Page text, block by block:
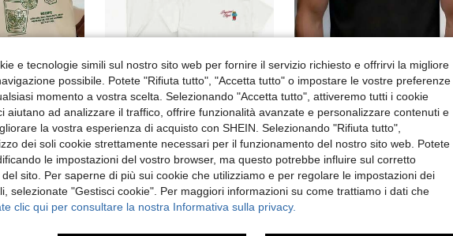
1 pezzo Maglietta grafica da uomo, casual estiva per vacanze al mare, maglietta a maniche corte con stampa e vestibilità ampia Magazzino EU -18% 1 confezione di t-shirt casual 100% cotone, con citazione spagnola e stampa doppia fronte/retro con orsetto colorato, maniche corte, outfit estivo in stile street letterario.
4.00€ 4.90€
Magazzino EU T-shirt da uomo
#8 Bestseller in Inverno T-shirt da uomo
4.99€
e tecnologie simili sul nostro sito web per fornire il servizio richiesto e offrirvi la migliore
possibile. Potete "Rifiuta tutto", "Accetta tutto" o impostare le vostre preferenze
momento a vostra scelta. Selezionando "Accetta tutto", attiveremo tutti i cookie
aiutano ad analizzare il traffico, offrire funzionalità avanzate e personalizzare contenuti e
la vostra esperienza di acquisto con SHEIN. Selezionando "Rifiuta tutto",
dei soli cookie strettamente necessari per il funzionamento del nostro sito web. Potete
le impostazioni del vostro browser, ma questo potrebbe influire sul corretto
sito. Per saperne di più sui cookie che utilizziamo e per regolare le impostazioni dei
selezionate "Gestisci cookie". Per maggiori informazioni su come trattiamo i dati che
clic qui per consultare la nostra Informativa sulla privacy.